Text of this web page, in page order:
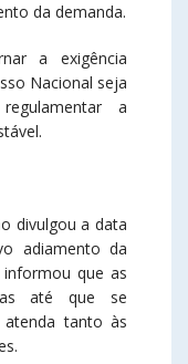
da demanda.
a exigência
Nacional seja
a
divulgou a data
adiamento da
que as
até que se
tanto às